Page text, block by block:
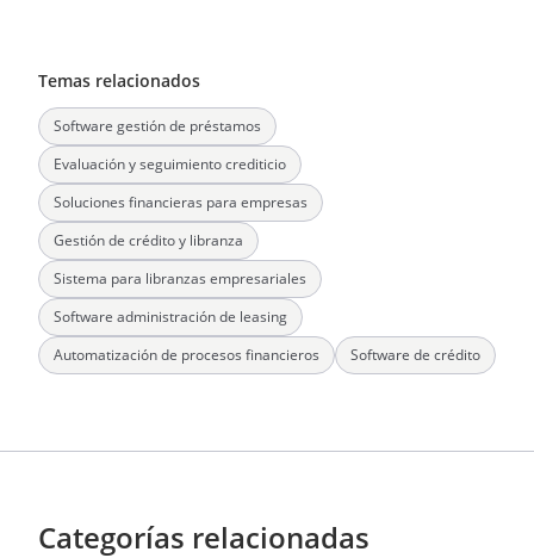
Temas relacionados
Software gestión de préstamos
Evaluación y seguimiento crediticio
Soluciones financieras para empresas
Gestión de crédito y libranza
Sistema para libranzas empresariales
Software administración de leasing
Automatización de procesos financieros
Software de crédito
Categorías relacionadas